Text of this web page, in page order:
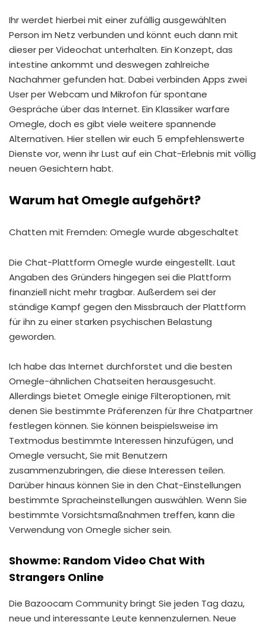
Ihr werdet hierbei mit einer zufällig ausgewählten
Person im Netz verbunden und könnt euch dann mit
dieser per Videochat unterhalten. Ein Konzept, das
intestine ankommt und deswegen zahlreiche
Nachahmer gefunden hat. Dabei verbinden Apps zwei
User per Webcam und Mikrofon für spontane
Gespräche über das Internet. Ein Klassiker warfare
Omegle, doch es gibt viele weitere spannende
Alternativen. Hier stellen wir euch 5 empfehlenswerte
Dienste vor, wenn ihr Lust auf ein Chat-Erlebnis mit völlig
neuen Gesichtern habt.
Warum hat Omegle aufgehört?
Chatten mit Fremden: Omegle wurde abgeschaltet
Die Chat-Plattform Omegle wurde eingestellt. Laut
Angaben des Gründers hingegen sei die Plattform
finanziell nicht mehr tragbar. Außerdem sei der
ständige Kampf gegen den Missbrauch der Plattform
für ihn zu einer starken psychischen Belastung
geworden.
Ich habe das Internet durchforstet und die besten
Omegle-ähnlichen Chatseiten herausgesucht.
Allerdings bietet Omegle einige Filteroptionen, mit
denen Sie bestimmte Präferenzen für Ihre Chatpartner
festlegen können. Sie können beispielsweise im
Textmodus bestimmte Interessen hinzufügen, und
Omegle versucht, Sie mit Benutzern
zusammenzubringen, die diese Interessen teilen.
Darüber hinaus können Sie in den Chat-Einstellungen
bestimmte Spracheinstellungen auswählen. Wenn Sie
bestimmte Vorsichtsmaßnahmen treffen, kann die
Verwendung von Omegle sicher sein.
Showme: Random Video Chat With
Strangers Online
Die Bazoocam Community bringt Sie jeden Tag dazu,
neue und interessante Leute kennenzulernen. Neue